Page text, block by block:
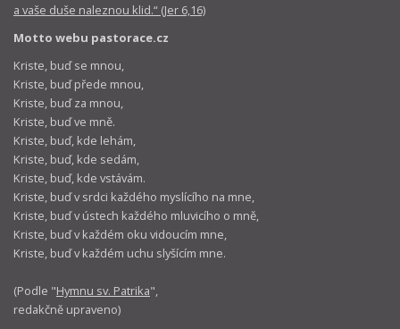
a vaše duše naleznou klid.“ (Jer 6,16)
Motto webu pastorace.cz
Kriste, buď se mnou,
Kriste, buď přede mnou,
Kriste, buď za mnou,
Kriste, buď ve mně.
Kriste, buď, kde lehám,
Kriste, buď, kde sedám,
Kriste, buď, kde vstávám.
Kriste, buď v srdci každého myslícího na mne,
Kriste, buď v ústech každého mluvicího o mně,
Kriste, buď v každém oku vidoucím mne,
Kriste, buď v každém uchu slyšícím mne.
(Podle "Hymnu sv. Patrika",
redakčně upraveno)